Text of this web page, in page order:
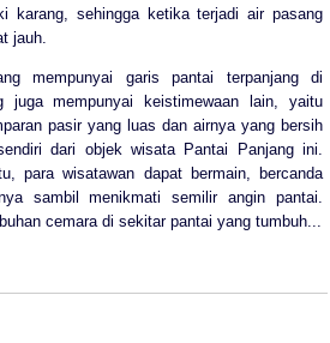
karang, sehingga ketika terjadi air pasang
jauh.
mempunyai garis pantai terpanjang di
juga mempunyai keistimewaan lain, yaitu
pasir yang luas dan airnya yang bersih
dari objek wisata Pantai Panjang ini.
para wisatawan dapat bermain, bercanda
sambil menikmati semilir angin pantai.
cemara di sekitar pantai yang tumbuh...